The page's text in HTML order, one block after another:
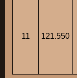
11 121.550